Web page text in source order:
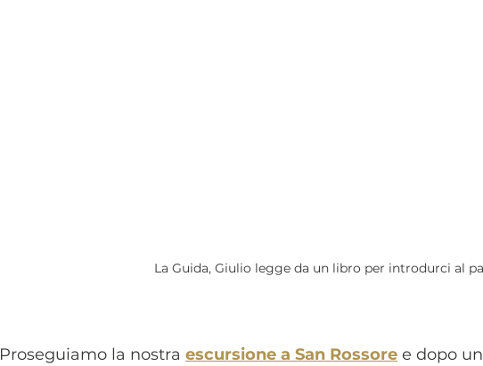
La Guida, Giulio legge da un libro per introdurci al
Proseguiamo la nostra escursione a San Rossore e dopo